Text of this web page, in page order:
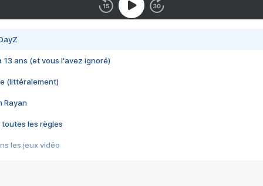
13 ans (et vous l'avez ignoré)
(littéralement)
Rayan
toutes les règles
les jeux vidéo